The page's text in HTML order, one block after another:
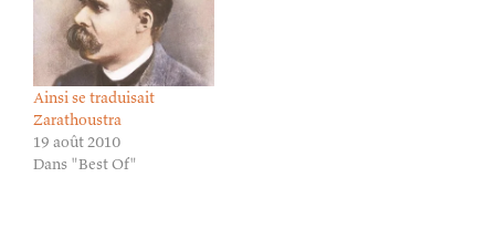
Ainsi se traduisait
Zarathoustra
19 août 2010
Dans "Best Of"